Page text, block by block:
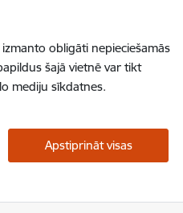
obligāti nepieciešamās
šajā vietnē var tikt
mediju sīkdatnes.
Apstiprināt visas